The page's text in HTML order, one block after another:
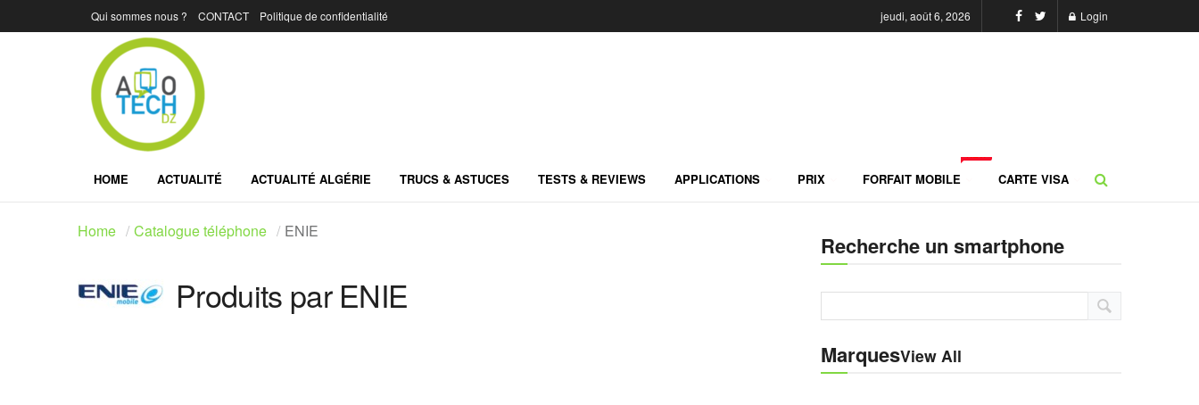
Qui sommes nous ? CONTACT Politique de confidentialité jeudi, août 6, 2026 Login
HOME ACTUALITÉ ACTUALITÉ ALGÉRIE TRUCS & ASTUCES TESTS & REVIEWS APPLICATIONS PRIX FORFAIT MOBILE CARTE VISA
Home Catalogue téléphone ENIE
Produits par ENIE
Recherche un smartphone
MarquesView All